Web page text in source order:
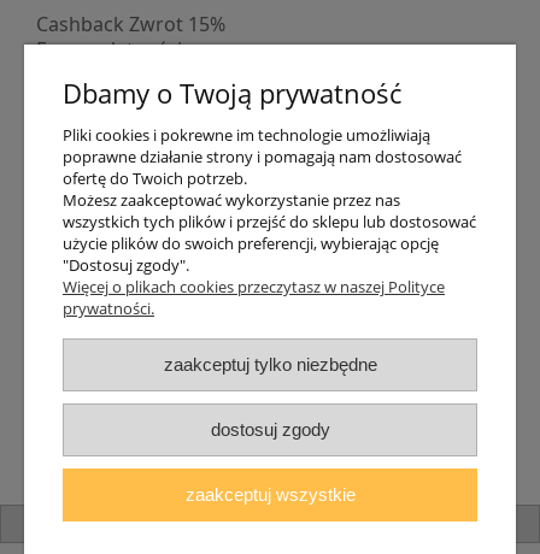
Cashback Zwrot 15%
Formy płatności
Numer konta
PayPo kupujesz, nie płacisz
Progi rabatowe
Promocje
Dostawa
Czas wysyłki
Dostawa
Śledzenie przesyłki GLS
Śledzenie przesyłki DPD
Shipping abroad
Zarejestruj się /Zaloguj się
Lampomat 2017 - 2026
pokaż pełną wersję strony
Dbamy o Twoją prywatność
Pliki cookies i pokrewne im technologie umożliwiają
poprawne działanie strony i pomagają nam dostosować
ofertę do Twoich potrzeb.
Możesz zaakceptować wykorzystanie przez nas
wszystkich tych plików i przejść do sklepu lub dostosować
użycie plików do swoich preferencji, wybierając opcję
"Dostosuj zgody".
Więcej o plikach cookies przeczytasz w naszej Polityce
prywatności.
zaakceptuj tylko niezbędne
dostosuj zgody
zaakceptuj wszystkie